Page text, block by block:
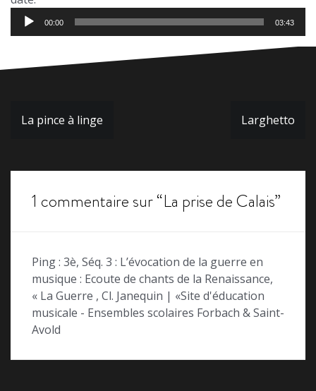
Lecteur
audio
00:00 03:43
Navigation
La pince à linge Larghetto
1 commentaire sur “La prise de Calais”
Ping : 3è, Séq. 3 : L’évocation de la guerre en
musique : Ecoute de chants de la Renaissance,
« La Guerre , Cl. Janequin | «Site d'éducation
musicale - Ensembles scolaires Forbach & Saint-
Avold